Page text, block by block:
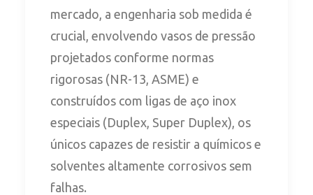
mercado, a engenharia sob medida é
crucial, envolvendo vasos de pressão
projetados conforme normas
rigorosas (NR-13, ASME) e
construídos com ligas de aço inox
especiais (Duplex, Super Duplex), os
únicos capazes de resistir a químicos e
solventes altamente corrosivos sem
falhas.